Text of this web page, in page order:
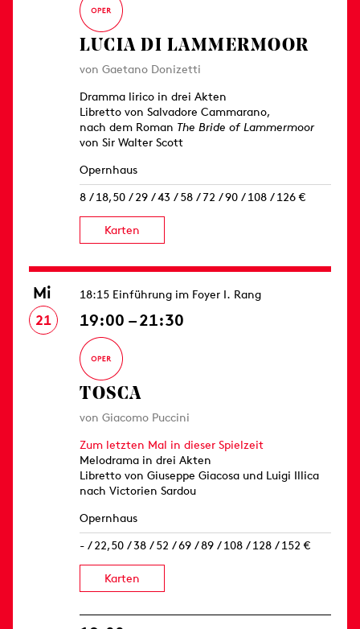
LUCIA DI LAMMERMOOR
von Gaetano Donizetti
Dramma lirico in drei Akten
Libretto von Salvadore Cammarano,
nach dem Roman The Bride of Lammermoor
von Sir Walter Scott
Opernhaus
8 / 18,50 / 29 / 43 / 58 / 72 / 90 / 108 / 126 €
Karten
Mi
21
18:15 Einführung im Foyer I. Rang
19:00 – 21:30
TOSCA
von Giacomo Puccini
Zum letzten Mal in dieser Spielzeit
Melodrama in drei Akten
Libretto von Giuseppe Giacosa und Luigi Illica
nach Victorien Sardou
Opernhaus
- / 22,50 / 38 / 52 / 69 / 89 / 108 / 128 / 152 €
Karten